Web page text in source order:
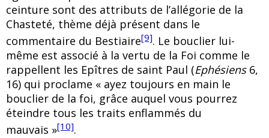
ceinture sont des attributs de l’allégorie de la
Chasteté, thème déjà présent dans le
commentaire du Bestiaire[9]. Le bouclier lui-
même est associé à la vertu de la Foi comme le
rappellent les Epîtres de saint Paul (Ephésiens6,
16) qui proclame « ayez toujours en main le
bouclier de la foi, grâce auquel vous pourrez
éteindre tous les traits enflammés du
mauvais »[10].